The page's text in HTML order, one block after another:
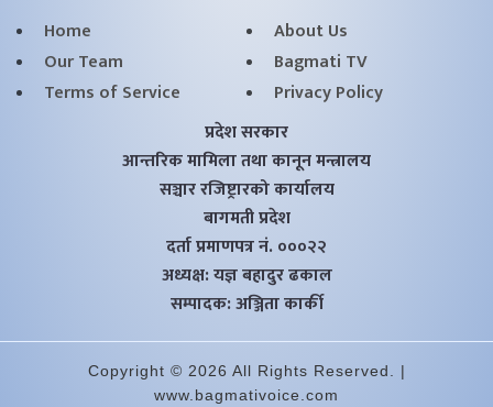
Home
About Us
Our Team
Bagmati TV
Terms of Service
Privacy Policy
प्रदेश सरकार
आन्तरिक मामिला तथा कानून मन्त्रालय
सञ्चार रजिष्ट्रारको कार्यालय
बागमती प्रदेश
दर्ता प्रमाणपत्र नं. ०००२२
अध्यक्ष: यज्ञ बहादुर ढकाल
सम्पादक: अञ्जिता कार्की
Copyright © 2026 All Rights Reserved. |
www.bagmativoice.com